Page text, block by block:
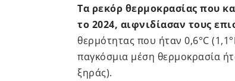
Τα ρεκόρ θερμοκρασίας που
το 2024, αιφνιδίασαν τους
θερμότητας που ήταν 0,6°C
παγκόσμια μέση θερμοκρασία
ξηράς).